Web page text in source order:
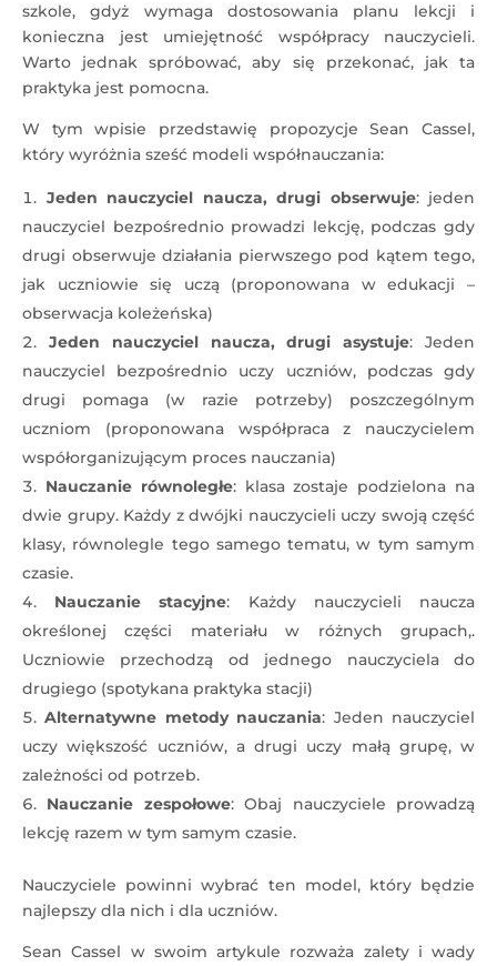
szkole, gdyż wymaga dostosowania planu lekcji i
konieczna jest umiejętność współpracy nauczycieli.
Warto jednak spróbować, aby się przekonać, jak ta
praktyka jest pomocna.
W tym wpisie przedstawię propozycje Sean Cassel,
który wyróżnia sześć modeli współnauczania:
Jeden nauczyciel naucza, drugi obserwuje: jeden
nauczyciel bezpośrednio prowadzi lekcję, podczas gdy
drugi obserwuje działania pierwszego pod kątem tego,
jak uczniowie się uczą (proponowana w edukacji –
obserwacja koleżeńska)
Jeden nauczyciel naucza, drugi asystuje: Jeden
nauczyciel bezpośrednio uczy uczniów, podczas gdy
drugi pomaga (w razie potrzeby) poszczególnym
uczniom (proponowana współpraca z nauczycielem
współorganizującym proces nauczania)
Nauczanie równoległe: klasa zostaje podzielona na
dwie grupy. Każdy z dwójki nauczycieli uczy swoją część
klasy, równolegle tego samego tematu, w tym samym
czasie.
Nauczanie stacyjne: Każdy nauczycieli naucza
określonej części materiału w różnych grupach,.
Uczniowie przechodzą od jednego nauczyciela do
drugiego (spotykana praktyka stacji)
Alternatywne metody nauczania: Jeden nauczyciel
uczy większość uczniów, a drugi uczy małą grupę, w
zależności od potrzeb.
Nauczanie zespołowe: Obaj nauczyciele prowadzą
lekcję razem w tym samym czasie.
Nauczyciele powinni wybrać ten model, który będzie
najlepszy dla nich i dla uczniów.
Sean Cassel w swoim artykule rozważa zalety i wady